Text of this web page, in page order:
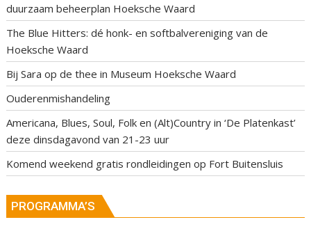
duurzaam beheerplan Hoeksche Waard
The Blue Hitters: dé honk- en softbalvereniging van de
Hoeksche Waard
Bij Sara op de thee in Museum Hoeksche Waard
Ouderenmishandeling
Americana, Blues, Soul, Folk en (Alt)Country in ‘De Platenkast’
deze dinsdagavond van 21-23 uur
Komend weekend gratis rondleidingen op Fort Buitensluis
PROGRAMMA’S